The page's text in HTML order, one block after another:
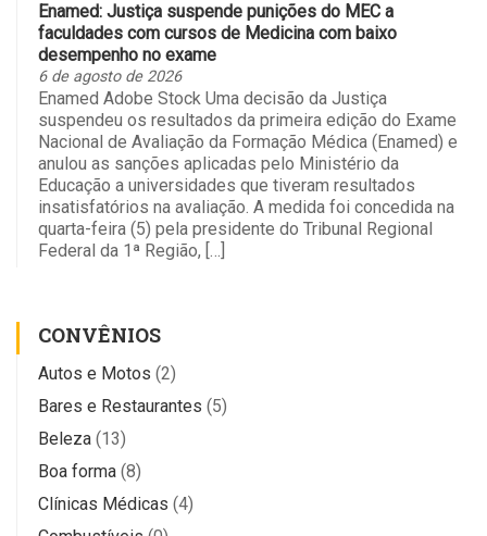
Enamed: Justiça suspende punições do MEC a
faculdades com cursos de Medicina com baixo
desempenho no exame
6 de agosto de 2026
Enamed Adobe Stock Uma decisão da Justiça
suspendeu os resultados da primeira edição do Exame
Nacional de Avaliação da Formação Médica (Enamed) e
anulou as sanções aplicadas pelo Ministério da
Educação a universidades que tiveram resultados
insatisfatórios na avaliação. A medida foi concedida na
quarta-feira (5) pela presidente do Tribunal Regional
Federal da 1ª Região, […]
CONVÊNIOS
Autos e Motos (2)
Bares e Restaurantes (5)
Beleza (13)
Boa forma (8)
Clínicas Médicas (4)